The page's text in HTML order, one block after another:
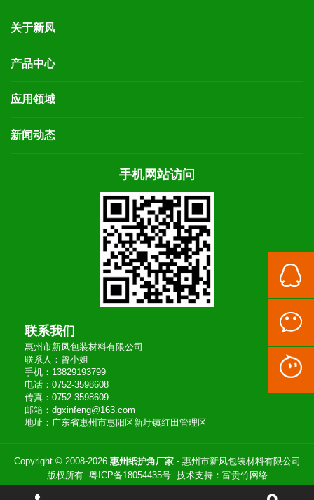
关于新凤
产品中心
应用领域
新闻动态
手机网站访问
联系我们
惠州市新凤包装材料有限公司
联系人：曾小姐
手机：13829193799
电话：0752-3598608
传真：0752-3598609
邮箱：dgxinfeng@163.com
地址：广东省惠州市惠阳区新圩镇红田管理区
Copyright © 2008-2026 惠州纸护角厂家- 惠州市新凤包装材料有限公司
版权所有 粤ICP备18054435号技术支持： 富贵竹网络